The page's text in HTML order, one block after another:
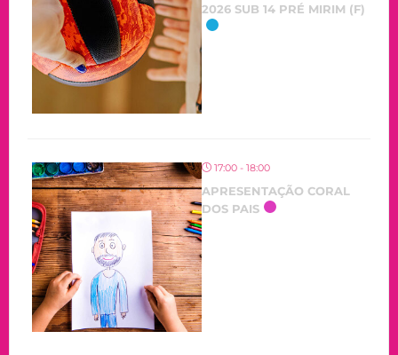
2026 SUB 14 PRÉ MIRIM (F)
17:00 - 18:00
APRESENTAÇÃO CORAL
DOS PAIS